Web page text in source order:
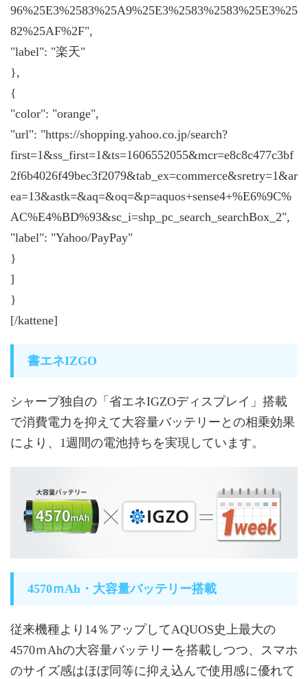
96%25E3%2583%25A9%25E3%2583%2583%25E3%25
82%25AF%2F",
"label": "楽天"
},
{
"color": "orange",
"url": "https://shopping.yahoo.co.jp/search?
first=1&ss_first=1&ts=1606552055&mcr=e8c8c477c3bf
2f6b4026f49bec3f2079&tab_ex=commerce&sretry=1&ar
ea=13&astk=&aq=&oq=&p=aquos+sense4+%E6%9C%
AC%E4%BD%93&sc_i=shp_pc_search_searchBox_2",
"label": "Yahoo/PayPay"
}
]
}
[/kattene]
書エネIZGO
シャープ独自の「省エネIGZOディスプレイ」搭載
で消費電力を抑えて大容量バッテリーとの相乗効果
により、1週間の電池持ちを実現しています。
4570ｍAh・大容量バッテリー搭載
従来機種より14％アップしてAQUOS史上最大の
4570ｍAhの大容量バッテリーを搭載しつつ、スマホ
のサイズ感はほぼ同等に抑え込んで使用感に優れて